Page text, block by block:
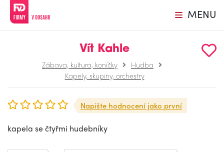
MENU
Vít Kahle
Zábava, kultura, koníčky
Hudba
Kapely, skupiny, orchestry
Napište hodnocení jako první
kapela se čtyřmi hudebníky